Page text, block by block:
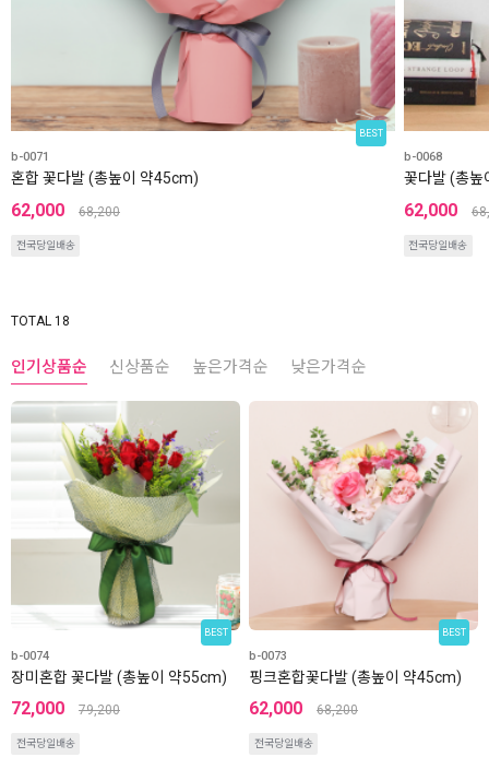
BEST
b-0071
혼합 꽃다발 (총높이 약45cm)
62,000 68,200
전국당일배송
b-0068
꽃다발 (총
62,000
전국당일배송
TOTAL 18
인기상품순 신상품순 높은가격순 낮은가격순
BEST
b-0074
장미혼합 꽃다발 (총높이 약55cm)
72,000 79,200
전국당일배송
BEST
b-0073
핑크혼합꽃다발 (총높이 약45cm)
62,000 68,200
전국당일배송